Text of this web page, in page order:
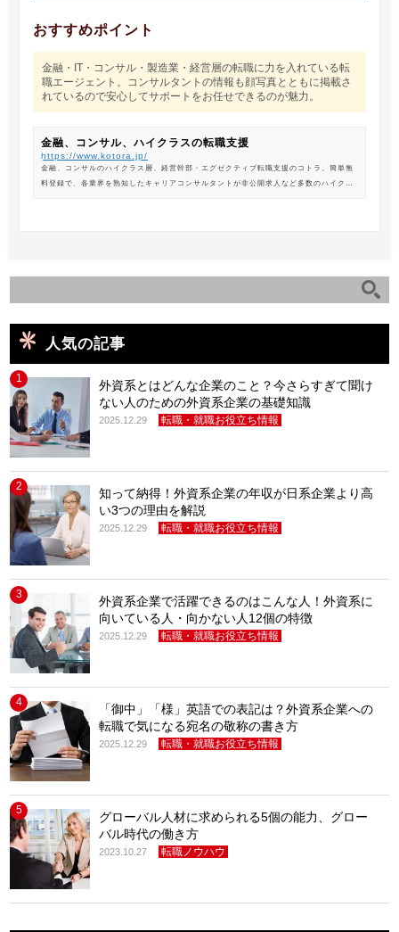
おすすめポイント
金融・IT・コンサル・製造業・経営層の転職に力を入れている転
職エージェント。コンサルタントの情報も顔写真とともに掲載さ
れているので安心してサポートをお任せできるのが魅力。
金融、コンサル、ハイクラスの転職支援
https://www.kotora.jp/
金融、コンサルのハイクラス層、経営幹部・エグゼクティブ転職支援のコトラ。簡単無
料登録で、各業界を熟知したキャリアコンサルタントが非公開求人など多数のハイクラ
人気の記事
1
外資系とはどんな企業のこと？今さらすぎて聞け
ない人のための外資系企業の基礎知識
2025.12.29 転職・就職お役立ち情報
2
知って納得！外資系企業の年収が日系企業より高
い3つの理由を解説
2025.12.29 転職・就職お役立ち情報
3
外資系企業で活躍できるのはこんな人！外資系に
向いている人・向かない人12個の特徴
2025.12.29 転職・就職お役立ち情報
4
「御中」「様」英語での表記は？外資系企業への
転職で気になる宛名の敬称の書き方
2025.12.29 転職・就職お役立ち情報
5
グローバル人材に求められる5個の能力、グロー
バル時代の働き方
2023.10.27 転職ノウハウ